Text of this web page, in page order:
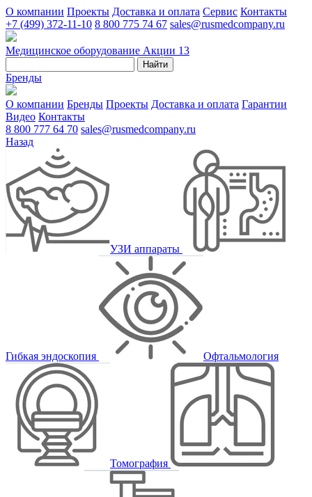
О компании Проекты Доставка и оплата Сервис Контакты
+7 (499) 372-11-10 8 800 775 74 67 sales@rusmedcompany.ru
Медицинское оборудование Акции 13
Найти
Бренды
О компании Бренды Проекты Доставка и оплата Гарантии
Видео Контакты
8 800 777 64 70 sales@rusmedcompany.ru
Назад
УЗИ аппараты
Гибкая эндоскопия Офтальмология
Томография